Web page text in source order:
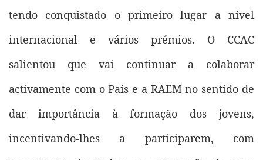
tendo conquistado o primeiro lugar a nível
internacional e vários prémios. O CCAC
salientou que vai continuar a colaborar
activamente com o País e a RAEM no sentido de
dar importância à formação dos jovens,
incentivando-lhes a participarem, com